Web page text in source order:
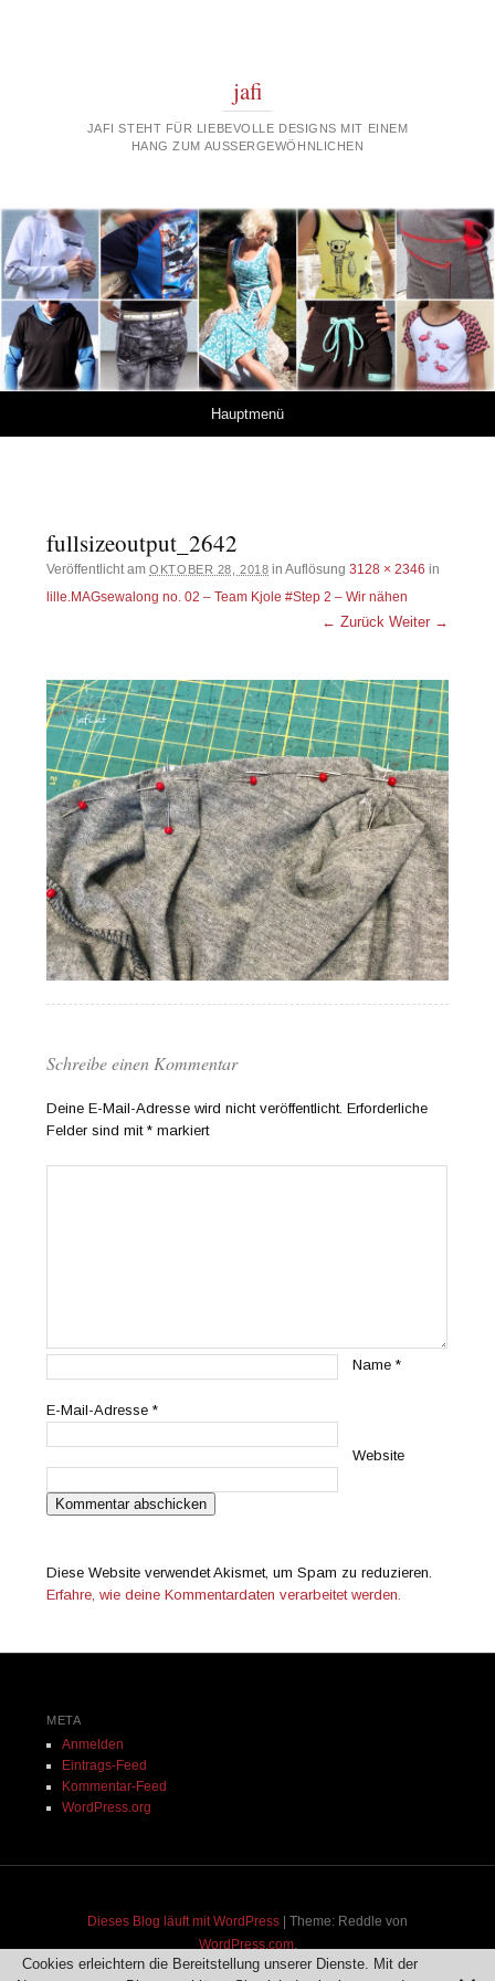
jafi
JAFI STEHT FÜR LIEBEVOLLE DESIGNS MIT EINEM
HANG ZUM AUSSERGEWÖHNLICHEN
Hauptmenü
fullsizeoutput_2642
Veröffentlicht amOKTOBER 28, 2018 in Auflösung3128 × 2346 in
lille.MAGsewalong no. 02 – Team Kjole #Step 2 – Wir nähen
← Zurück Weiter →
Schreibe einen Kommentar
Deine E-Mail-Adresse wird nicht veröffentlicht. Erforderliche
Felder sind mit* markiert
Name*
E-Mail-Adresse*
Website
Diese Website verwendet Akismet, um Spam zu reduzieren.
Erfahre, wie deine Kommentardaten verarbeitet werden.
META
Anmelden
Eintrags-Feed
Kommentar-Feed
WordPress.org
Dieses Blog läuft mit WordPress
Theme: Reddle von
WordPress.com.
Cookies erleichtern die Bereitstellung unserer Dienste. Mit der